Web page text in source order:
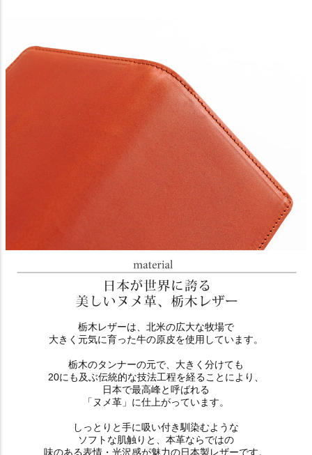
栃木レザーは、北米の広大な牧場で
大きく元気に育った牛の原皮を使用しています。
栃木のタンナーの元で、大きく分けても
20にも及ぶ伝統的な技法工程を経ることにより、
日本で最高峰と呼ばれる
「ヌメ革」に仕上がっています。
しっとりと手に吸い付き馴染むような
ソフトな肌触りと、本革ならではの
味のある表情・光沢感が魅力の日本製レザーです。